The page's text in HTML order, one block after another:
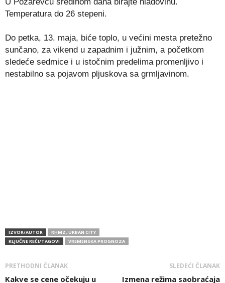
Temperatura do 26 stepeni.
Do petka, 13. maja, biće toplo, u većini mesta pretežno
sunčano, za vikend u zapadnim i južnim, a početkom
sledeće sedmice i u istočnim predelima promenljivo i
nestabilno sa pojavom pljuskova sa grmljavinom.
IZVOR/AUTOR
RHMZ, URBAN CITY
KLJUČNE REČI/TAGOVI
VREMENSKA PROGNOZA
PRETHODNI ČLANAK
Kakve se cene očekuju u
SLEDEĆI ČLANAK
Izmena režima saobraćaja